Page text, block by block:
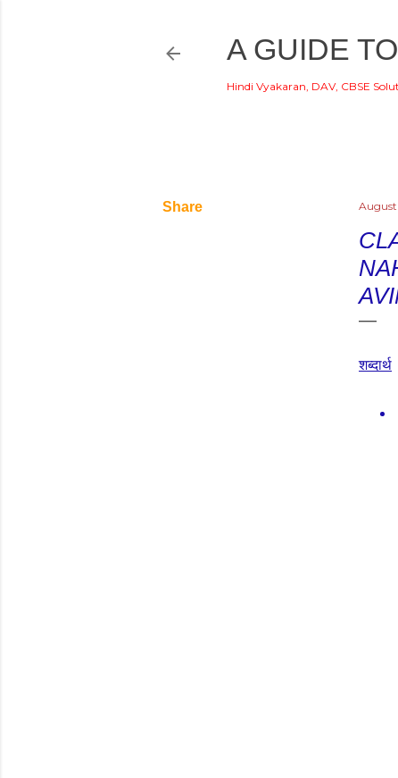
A GUIDE
Hindi Vyakaran, DAV, CBSE
Share August
शब्दार्थ